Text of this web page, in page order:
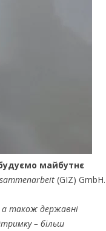
майбутнє
(GIZ) GmbH.
а також державні
– більш